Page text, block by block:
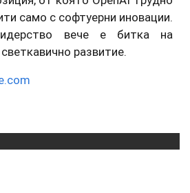
само с софтуерни иновации.
вече е битка на
развитие.